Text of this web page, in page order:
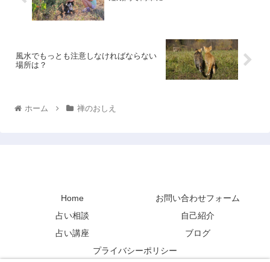
風水でもっとも注意しなければならない
場所は？
ホーム 禅のおしえ
Home
お問い合わせフォーム
占い相談
自己紹介
占い講座
ブログ
プライバシーポリシー